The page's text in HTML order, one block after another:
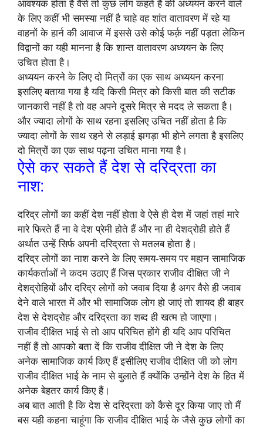
आवश्यक होता है वैसे तो कुछ लोग कहते हैं की अध्ययन करने वाले
के लिए कहीं भी समस्या नहीं है चाहे वह शांत वातावरण में रहे या
वाहनों के हार्न की आवाज में इससे उसे कोई फर्क़ नहीं पड़ता लेकिन
विद्वानों का यही मानना है कि शान्त वातावरण अध्ययन के लिए
उचित होता है।
अध्ययन करने के लिए दो मित्रों का एक साथ अध्ययन करना
इसलिए बताया गया है यदि किसी मित्र को किसी बात की सटीक
जानकारी नहीं है तो वह अपने दूसरे मित्र से मदद ले सकता है।
और ज्यादा लोगों के साथ रहना इसलिए उचित नहीं होता है कि
ज्यादा लोगों के साथ रहने से लड़ाई झगड़ा भी होने लगता है इसलिए
दो मित्रों का एक साथ पढ़ना उचित माना गया है।
ऐसे कर सकते हैं देश से दरिद्रता का
नाश:
दरिद्र लोगों का कहीं देश नहीं होता वे ऐसे ही देश में जहां तहां मारे
मारे फिरते हैं ना वे देश प्रेमी होते हैं और ना ही देशद्रोही होते हैं
अर्थात उन्हें सिर्फ अपनी दरिद्रता से मतलब होता है।
दरिद्र लोगों का नाश करने के लिए समय-समय पर महान सामाजिक
कार्यकर्ताओं ने कदम उठाए हैं जिस प्रकार राजीव दीक्षित जी ने
देशद्रोहियों और दरिद्र लोगों को जवाब दिया है अगर वैसे ही जवाब
देने वाले भारत में और भी सामाजिक लोग हो जाएं तो शायद ही बाहर
देश से देशद्रोह और दरिद्रता का शब्द ही खत्म हो जाएगा।
राजीव दीक्षित भाई से तो आप परिचित होंगे ही यदि आप परिचित
नहीं हैं तो आपको बता दें कि राजीव दीक्षित जी ने देश के लिए
अनेक सामाजिक कार्य किए हैं इसीलिए राजीव दीक्षित जी को लोग
राजीव दीक्षित भाई के नाम से बुलाते हैं क्योंकि उन्होंने देश के हित में
अनेक बेहतर कार्य किए हैं।
अब बात आती है कि देश से दरिद्रता को कैसे दूर किया जाए तो मैं
बस यही कहना चाहूंगा कि राजीव दीक्षित भाई के जैसे कुछ लोगों का